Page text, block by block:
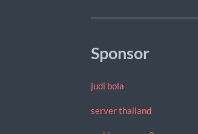
Sponsor
judi bola
server thailand